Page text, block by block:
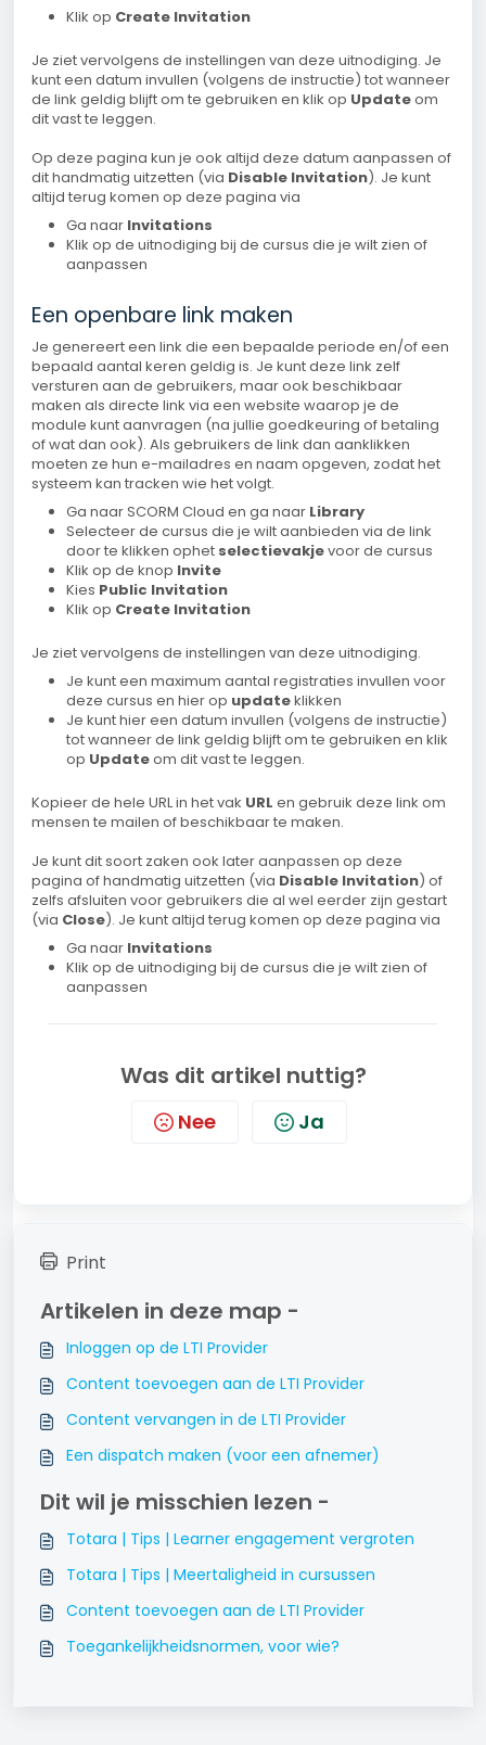
Klik op Create Invitation
Je ziet vervolgens de instellingen van deze uitnodiging. Je
kunt een datum invullen (volgens de instructie) tot wanneer
de link geldig blijft om te gebruiken en klik op Updateom
dit vast te leggen.
Op deze pagina kun je ook altijd deze datum aanpassen of
dit handmatig uitzetten (via Disable Invitation). Je kunt
altijd terug komen op deze pagina via
Ga naar Invitations
Klik op de uitnodiging bij de cursus die je wilt zien of
aanpassen
Een openbare link maken
Je genereert een link die een bepaalde periode en/of een
bepaald aantal keren geldig is. Je kunt deze link zelf
versturen aan de gebruikers, maar ook beschikbaar
maken als directe link via een website waarop je de
module kunt aanvragen (na jullie goedkeuring of betaling
of wat dan ook). Als gebruikers de link dan aanklikken
moeten ze hun e-mailadres en naam opgeven, zodat het
systeem kan tracken wie het volgt.
Ga naar SCORM Cloud en ga naar Library
Selecteer de cursus die je wilt aanbieden via de link
door te klikken ophet selectievakjevoor de cursus
Klik op de knop Invite
Kies Public Invitation
Klik op Create Invitation
Je ziet vervolgens de instellingen van deze uitnodiging.
Je kunt een maximum aantal registraties invullen voor
deze cursus en hier op updateklikken
Je kunt hier een datum invullen (volgens de instructie)
tot wanneer de link geldig blijft om te gebruiken en klik
op Updateom dit vast te leggen.
Kopieer de hele URL in het vak URL en gebruik deze link om
mensen te mailen of beschikbaar te maken.
Je kunt dit soort zaken ook later aanpassen op deze
pagina of handmatig uitzetten (via Disable Invitation) of
zelfs afsluiten voor gebruikers die al wel eerder zijn gestart
(via Close). Je kunt altijd terug komen op deze pagina via
Ga naar Invitations
Klik op de uitnodiging bij de cursus die je wilt zien of
aanpassen
Was dit artikel nuttig?
Nee Ja
Print
Artikelen in deze map -
Inloggen op de LTI Provider
Content toevoegen aan de LTI Provider
Content vervangen in de LTI Provider
Een dispatch maken (voor een afnemer)
Dit wil je misschien lezen -
Totara | Tips | Learner engagement vergroten
Totara | Tips | Meertaligheid in cursussen
Content toevoegen aan de LTI Provider
Toegankelijkheidsnormen, voor wie?